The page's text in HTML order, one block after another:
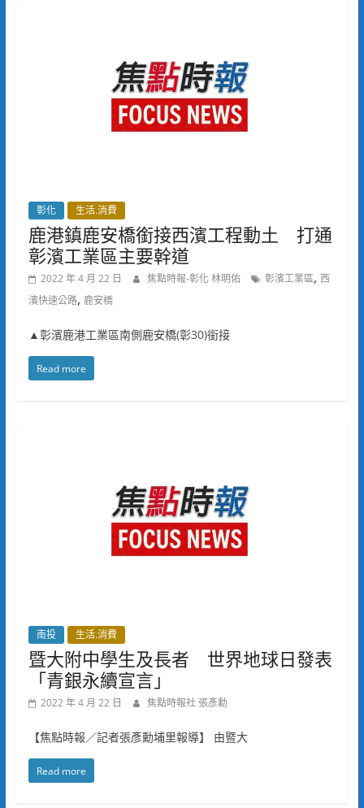
彰化 生活.消費
鹿港鎮鹿安橋銜接西濱工程動土 打通
彰濱工業區主要幹道
2022 年 4 月 22 日 焦點時報-彰化 林明佑 彰濱工業區, 西
濱快速公路, 鹿安橋
▲彰濱鹿港工業區南側鹿安橋(彰30)銜接
Read more
南投 生活.消費
暨大附中學生及長者 世界地球日發表
「青銀永續宣言」
2022 年 4 月 22 日 焦點時報社 張彥勳
【焦點時報／記者張彥勳埔里報導】 由暨大
Read more